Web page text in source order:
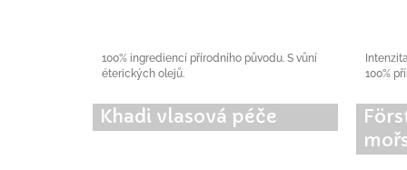
100% ingrediencí přírodního původu. S vůní
éterických olejů.
100%
Khadi vlasová péče